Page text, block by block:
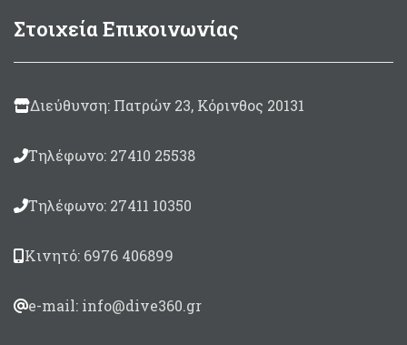
) είναι 5cm απο την άκρη
της βέργας και το αμέσως
(36,5cm απο την ουρά της
Στοιχεία Επικοινωνίας
Διεύθυνση: Πατρών 23, Κόρινθος 20131
Τηλέφωνο: 27410 25538
Τηλέφωνο: 27411 10350
Κινητό: 6976 406899
e-mail: info@dive360.gr